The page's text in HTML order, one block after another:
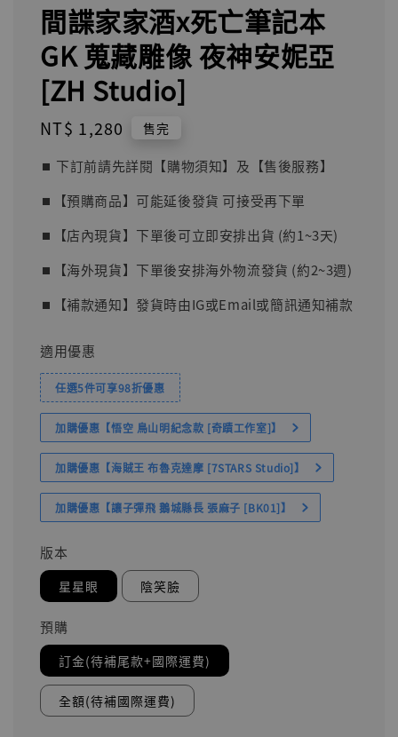
間諜家家酒x死亡筆記本
GK 蒐藏雕像 夜神安妮亞
[ZH Studio]
Regular
NT$ 1,280 售完
⏹︎ 下訂前請先詳閱【購物須知】及【售後服務】
⏹︎【預購商品】可能延後發貨 可接受再下單
⏹︎【店內現貨】下單後可立即安排出貨 (約1~3天)
⏹︎【海外現貨】下單後安排海外物流發貨 (約2~3週)
⏹︎【補款通知】發貨時由IG或Email或簡訊通知補款
適用優惠
任選5件可享98折優惠
加購優惠【悟空 鳥山明紀念款 [奇蹟工作室]】
加購優惠【海賊王 布魯克達摩 [7STARS Studio]】
加購優惠【讓子彈飛 鵝城縣長 張麻子 [BK01]】
版本
星星眼 陰笑臉
預購
訂金(待補尾款+國際運費)
全額(待補國際運費)